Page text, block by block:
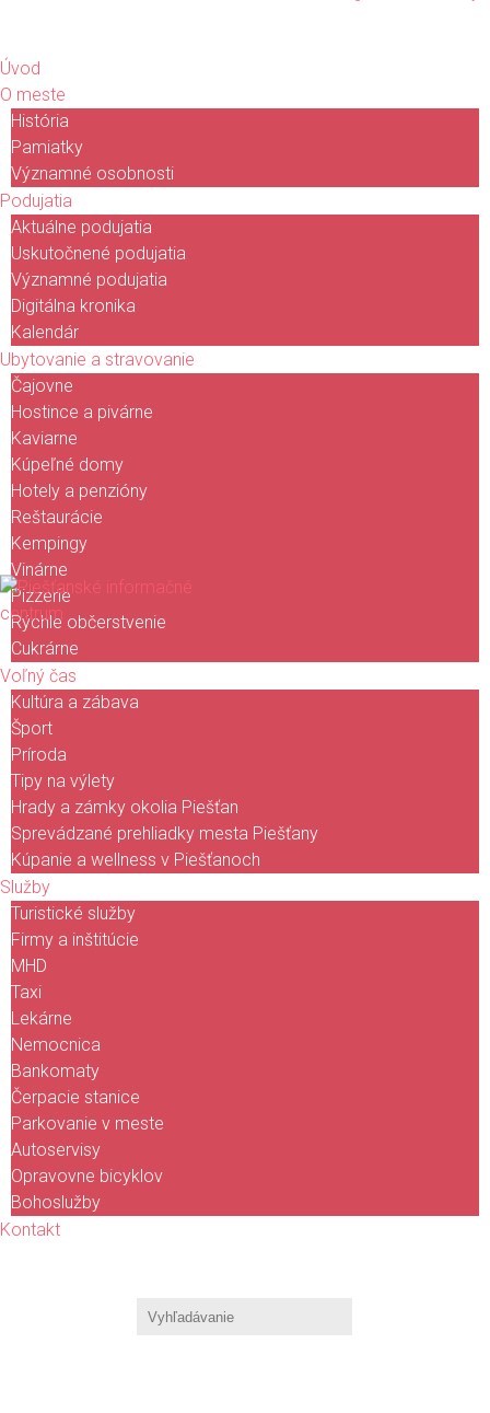
Úvod
O meste
História
Pamiatky
Významné osobnosti
Podujatia
Aktuálne podujatia
Uskutočnené podujatia
Významné podujatia
Digitálna kronika
Kalendár
Ubytovanie a stravovanie
Čajovne
Hostince a pivárne
Kaviarne
Kúpeľné domy
Hotely a penzióny
Reštaurácie
Kempingy
Vinárne
Pizzerie
Rýchle občerstvenie
Cukrárne
Voľný čas
Kultúra a zábava
Šport
Príroda
Tipy na výlety
Hrady a zámky okolia Piešťan
Sprevádzané prehliadky mesta Piešťany
Kúpanie a wellness v Piešťanoch
Služby
Turistické služby
Firmy a inštitúcie
MHD
Taxi
Lekárne
Nemocnica
Bankomaty
Čerpacie stanice
Parkovanie v meste
Autoservisy
Opravovne bicyklov
Bohoslužby
Kontakt